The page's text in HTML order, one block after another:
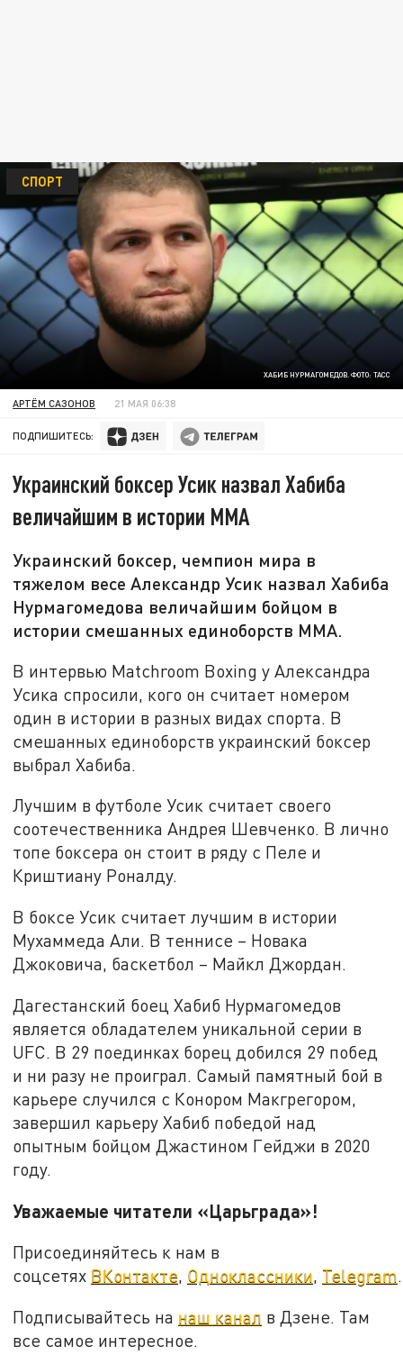
ХАБИБ НУРМАГОМЕДОВ. ФОТО: ТАСС
СПОРТ
АРТЁМ САЗОНОВ 21 МАЯ 06:38
ПОДПИШИТЕСЬ:
Украинский боксер Усик назвал Хабиба
величайшим в истории ММА
Украинский боксер, чемпион мира в
тяжелом весе Александр Усик назвал Хабиба
Нурмагомедова величайшим бойцом в
истории смешанных единоборств ММА.
В интервью Matchroom Boxing у Александра
Усика спросили, кого он считает номером
один в истории в разных видах спорта. В
смешанных единоборств украинский боксер
выбрал Хабиба.
Лучшим в футболе Усик считает своего
соотечественника Андрея Шевченко. В лично
топе боксера он стоит в ряду с Пеле и
Криштиану Роналду.
В боксе Усик считает лучшим в истории
Мухаммеда Али. В теннисе – Новака
Джоковича, баскетбол – Майкл Джордан.
Дагестанский боец Хабиб Нурмагомедов
является обладателем уникальной серии в
UFC. В 29 поединках борец добился 29 побед
и ни разу не проиграл. Самый памятный бой в
карьере случился с Конором Макгрегором,
завершил карьеру Хабиб победой над
опытным бойцом Джастином Гейджи в 2020
году.
Уважаемые читатели «Царьграда»!
Присоединяйтесь к нам в
соцсетях ВКонтакте, Одноклассники, Telegram.
Подписывайтесь на наш канал в Дзене. Там
все самое интересное.